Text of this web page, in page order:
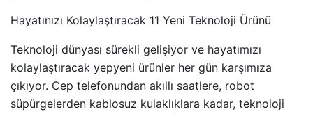
Hayatınızı Kolaylaştıracak 11 Yeni Teknoloji Ürünü
Teknoloji dünyası sürekli gelişiyor ve hayatımızı
kolaylaştıracak yepyeni ürünler her gün karşımıza
çıkıyor. Cep telefonundan akıllı saatlere, robot
süpürgelerden kablosuz kulaklıklara kadar, teknoloji